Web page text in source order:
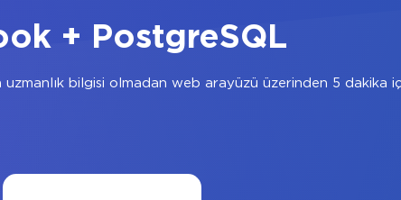
+ PostgreSQL
bilgisi olmadan web arayüzü üzerinden 5 dakika